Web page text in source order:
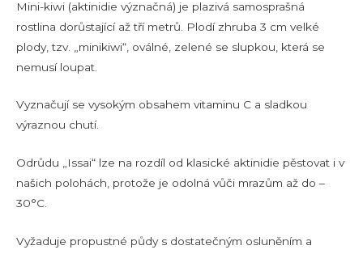
Mini-kiwi (aktinidie význačná) je plazivá samosprašná
rostlina dorůstající až tří metrů. Plodí zhruba 3 cm velké
plody, tzv. „minikiwi“, oválné, zelené se slupkou, která se
nemusí loupat.
Vyznačují se vysokým obsahem vitaminu C a sladkou
výraznou chutí.
Odrůdu „Issai“ lze na rozdíl od klasické aktinidie pěstovat i v
našich polohách, protože je odolná vůči mrazům až do –
30°C.
Vyžaduje propustné půdy s dostatečným osluněním a